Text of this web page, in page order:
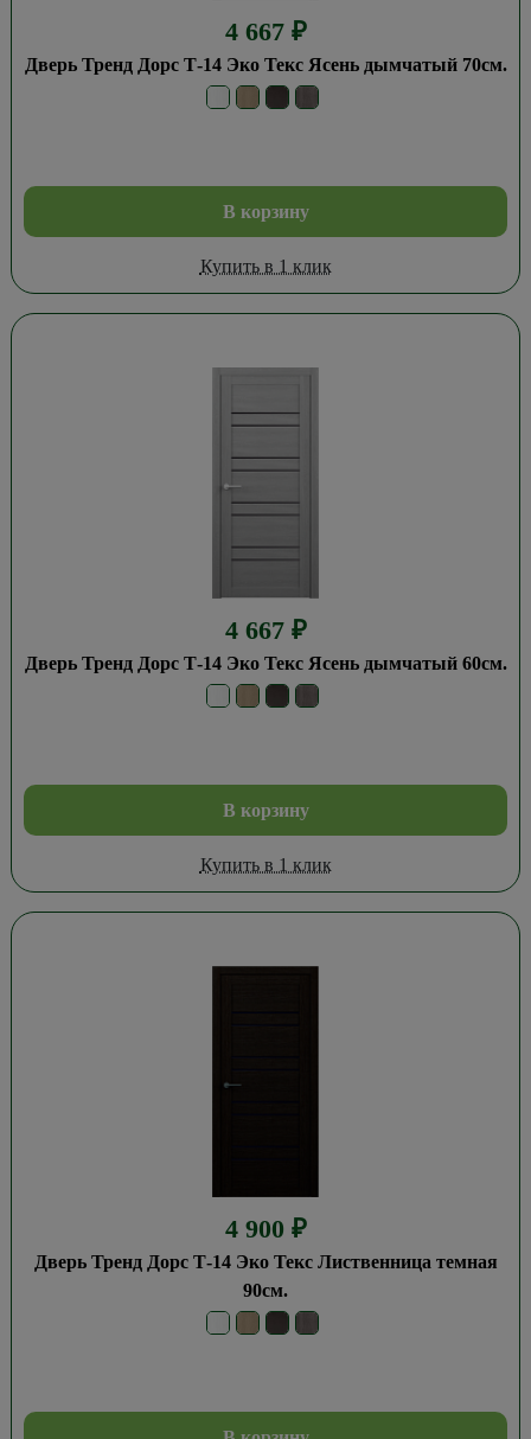
4 667 ₽
Дверь Тренд Дорс Т-14 Эко Текс Ясень дымчатый 70см.
В корзину
Купить в 1 клик
4 667 ₽
Дверь Тренд Дорс Т-14 Эко Текс Ясень дымчатый 60см.
В корзину
Купить в 1 клик
4 900 ₽
Дверь Тренд Дорс Т-14 Эко Текс Лиственница темная
90см.